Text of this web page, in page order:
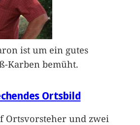
ist um ein gutes
Karben bemüht.
Ortsbild
Ortsvorsteher und zwei